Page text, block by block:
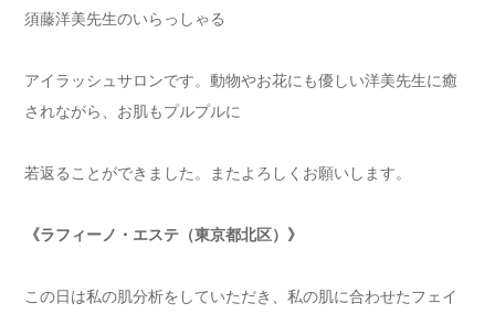
須藤洋美先生のいらっしゃる
アイラッシュサロンです。動物やお花にも優しい洋美先生に癒
されながら、お肌もプルプルに
若返ることができました。またよろしくお願いします。
《ラフィーノ・エステ（東京都北区）》
この日は私の肌分析をしていただき、私の肌に合わせたフェイ